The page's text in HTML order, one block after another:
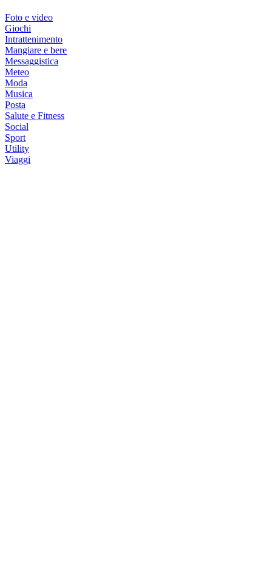
Foto e video
Giochi
Intrattenimento
Mangiare e bere
Messaggistica
Meteo
Moda
Musica
Posta
Salute e Fitness
Social
Sport
Utility
Viaggi